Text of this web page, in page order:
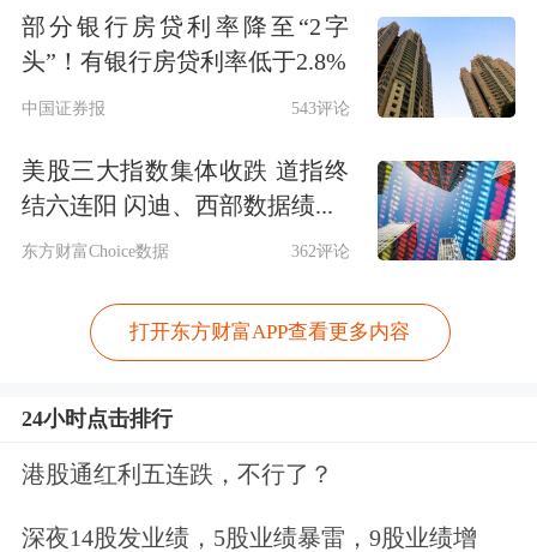
部分银行房贷利率降至“2字
头”！有银行房贷利率低于2.8%
中国证券报 543评论
美股三大指数集体收跌 道指终
结六连阳 闪迪、西部数据绩...
东方财富Choice数据 362评论
打开东方财富APP查看更多内容
24小时点击排行
港股通红利五连跌，不行了？
深夜14股发业绩，5股业绩暴雷，9股业绩增